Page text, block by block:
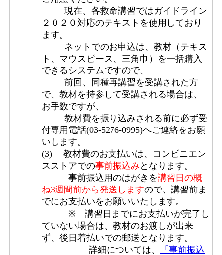
現在、各救命講習ではガイドライン
２０２０対応のテキストを使用しており
ます。
ネットでのお申込は、教材（テキス
ト、マウスピース、三角巾）を一括購入
できるシステムですので、
前回、同種再講習を受講された方
で、教材を持参して受講される場合は、
お手数ですが、
教材費を振り込みされる前に必ず受
付専用電話(03-5276-0995)へご連絡をお願
いします。
(3) 教材費のお支払いは、コンビニエン
スストアでの事前振込み となります。
事前振込用のはがきを講習日の概
ね3週間前から発送しますので、講習前ま
でにお支払いをお願いいたします。
※ 講習日までにお支払いが完了し
ていない場合は、教材のお渡しが出来
ず、後日着払いでの郵送となります。
詳細については、
「事前振込